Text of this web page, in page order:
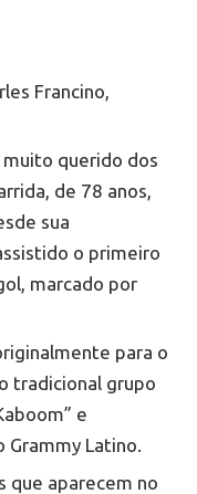
Francino,
querido dos
de 78 anos,
sua
o primeiro
marcado por
para o
tradicional grupo
e
Grammy Latino.
que aparecem no